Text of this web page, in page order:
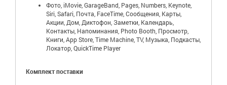
Фото, iMovie, GarageBand, Pages, Numbers, Keynote,
Siri, Safari, Почта, FaceTime, Сообщения, Карты,
Акции, Дом, Диктофон, Заметки, Календарь,
Контакты, Напоминания, Photo Booth, Просмотр,
Книги, App Store, Time Machine, TV, Музыка, Подкасты,
Локатор, QuickTime Player
Комплект поставки